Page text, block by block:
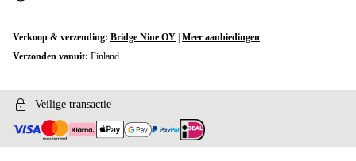
Verkoop & verzending: Bridge Nine OY Meer aanbiedingen
Verzonden vanuit: Finland
Veilige transactie